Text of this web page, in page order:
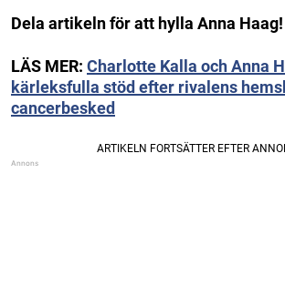
Dela artikeln för att hylla Anna Haag!
LÄS MER: Charlotte Kalla och Anna
kärleksfulla stöd efter rivalens
cancerbesked